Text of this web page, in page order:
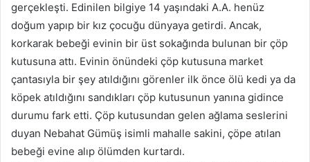
gerçekleşti. Edinilen bilgiye 14 yaşındaki A.A. henüz
doğum yapıp bir kız çocuğu dünyaya getirdi. Ancak,
korkarak bebeği evinin bir üst sokağında bulunan bir çöp
kutusuna attı. Evinin önündeki çöp kutusuna market
çantasıyla bir şey atıldığını görenler ilk önce ölü kedi ya da
köpek atıldığını sandıkları çöp kutusunun yanına gidince
durumu fark etti. Çöp kutusundan gelen ağlama seslerini
duyan Nebahat Gümüş isimli mahalle sakini, çöpe atılan
bebeği evine alıp ölümden kurtardı.